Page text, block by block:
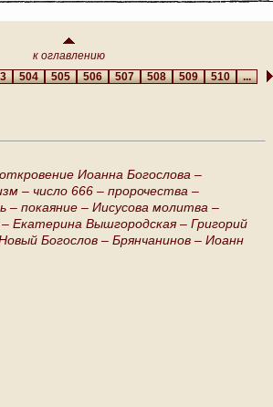
к оглавлению
504505506507508509510...
откровение Иоанна Богослова –
– число 666 – пророчества –
– покаяние – Иисусова молитва –
Екатерина Вышгородская – Григорий
Богослов – Брянчанинов – Иоанн